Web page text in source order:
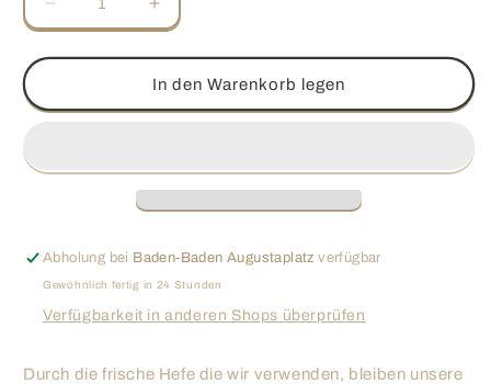
Verringere
die
Menge
Gefüllter
Erhöhe
die
Menge
für
Gefüllter
In den Warenkorb legen
Abholung bei Baden-Baden Augustaplatz verfügbar
Gewöhnlich fertig in 24 Stunden
Verfügbarkeit in anderen Shops überprüfen
Durch die frische Hefe die wir verwenden, bleiben unsere